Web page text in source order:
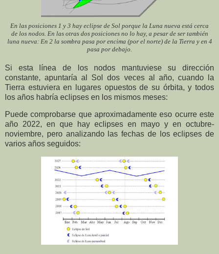
En las posiciones 1 y 3 hay eclipse de Sol porque la Luna nueva está cerca
de los nodos. En las otras dos posiciones no lo hay, a pesar de ser también
luna nueva: En 2 la sombra pasa por encima (por el norte) de la Tierra y en 4
pasa por debajo.
Si esta línea de los nodos mantuviese su dirección
constante, apuntaría al Sol dos veces al año, cuando la
Tierra estuviera en lugares opuestos de su órbita, y todos
los años habría eclipses en los mismos meses:
Puede comprobarse que aproximadamente eso ocurre este
año 2022, en que hay eclipses en mayo y en octubre-
noviembre, pero analizando las fechas de los eclipses de
varios años seguidos: